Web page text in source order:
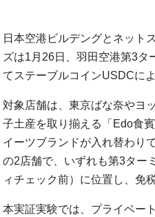
日本空港ビルデングとネット
ズは1月26日、羽田空港第3タ
てステーブルコインUSDCに
対象店舗は、東京ばな奈やヨ
子土産を取り揃える「Edo食
イーツブランドが入れ替わり
の2店舗で、いずれも第3ター
ィチェック前）に位置し、免
本実証実験では、プライベー